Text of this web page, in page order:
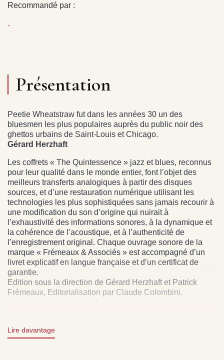
Recommandé par :
-
Présentation
Peetie Wheatstraw fut dans les années 30 un des
bluesmen les plus populaires auprès du public noir des
ghettos urbains de Saint-Louis et Chicago.
Gérard Herzhaft
Les coffrets « The Quintessence » jazz et blues, reconnus
pour leur qualité dans le monde entier, font l’objet des
meilleurs transferts analogiques à partir des disques
sources, et d’une restauration numérique utilisant les
technologies les plus sophistiquées sans jamais recourir à
une modification du son d’origine qui nuirait à
l’exhaustivité des informations sonores, à la dynamique et
la cohérence de l’acoustique, et à l’authenticité de
l’enregistrement original. Chaque ouvrage sonore de la
marque « Frémeaux & Associés » est accompagné d’un
livret explicatif en langue française et d’un certificat de
garantie.
Edition sous la direction de Gérard Herzhaft et Patrick
Frémeaux, Editorialisation par Claude Colombini.
undergone an analogical and digital restoration process
which is recognized throughout the world. Each 2 CD set
Lire davantage